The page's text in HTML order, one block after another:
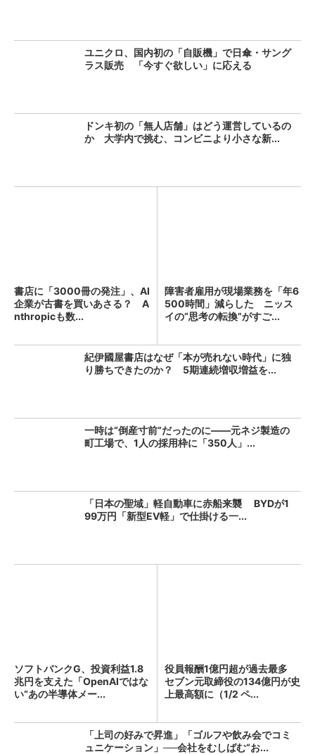
ユニクロ、国内初の「自販機」で日傘・サング
ラス販売 「今すぐ欲しい」に応える
ドンキ初の「無人店舗」はどう運営しているの
か 大学内で挑む、コンビニより小さな新...
書店に「3000冊の発注」、AI
企業が古書を買いあさる？ A
nthropicも数...
障害者雇用が現場業務を「年6
500時間」減らした ニッス
イの“思考の転換”がすご...
紀伊國屋書店はなぜ「本が売れない時代」に独
り勝ちできたのか？ 5期連続増収増益を...
一時は“倒産寸前”だったのに――元ネジ製造の
町工場で、1人の採用枠に「350人」...
「日本の聖域」軽自動車に赤船来襲 BYDが1
99万円「新型EV軽」で仕掛ける一...
ソフトバンクG、投資利益1.8
兆円を支えた「OpenAIではな
い“あの半導体メー...
役員報酬1億円超が過去最多
セブン元取締役の134億円が史
上最高額に（1/2 ペ...
「上司の好みで昇進」「ゴルフや飲み会でコミ
ュニケーション」──会社をむしばむ“お...